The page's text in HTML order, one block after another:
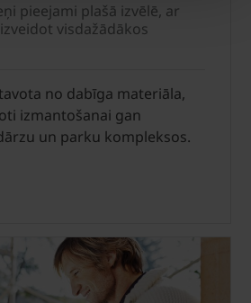
pieejami plašā izvēlē, ar
visdažādākos
no dabīga materiāla,
izmantošanai gan
un parku kompleksos.